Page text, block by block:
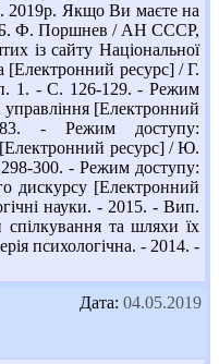
2019р. Якщо Ви маєте на
/ Б. Ф. Поршнев / АН СССР,
із сайту Національної
[Електронний ресурс] / Г.
1. - С. 126-129. - Режим
управління [Електронний
- Режим доступу:
[Електронний ресурс] / Ю.
300. - Режим доступу:
дискурсу [Електронний
науки. - 2015. - Вип.
та шляхи їх
психологічна. - 2014. -
Дата: 04.05.2019